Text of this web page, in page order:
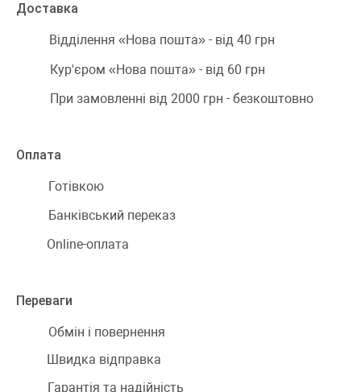
Доставка
Відділення «Нова пошта» - від 40 грн
Кур'єром «Нова пошта» - від 60 грн
При замовленні від 2000 грн - безкоштовно
Оплата
Готівкою
Банківський переказ
Online-оплата
Переваги
Обмін і повернення
Швидка відправка
Гарантія та надійність